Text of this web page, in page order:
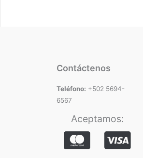
Contáctenos
Teléfono: +502 5694-
6567
Aceptamos: